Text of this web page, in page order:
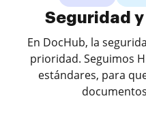
Seguridad
En DocHub, la
prioridad. Seguimos
estándares, para